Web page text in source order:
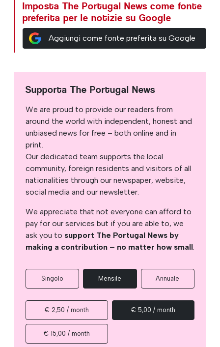
Imposta The Portugal News come fonte
preferita per le notizie su Google
Aggiungi come fonte preferita su Google
Supporta The Portugal News
We are proud to provide our readers from
around the world with independent, honest and
unbiased news for free – both online and in
print.
Our dedicated team supports the local
community, foreign residents and visitors of all
nationalities through our newspaper, website,
social media and our newsletter.
We appreciate that not everyone can afford to
pay for our services but if you are able to, we
ask you to support The Portugal News by
making a contribution – no matter how small.
Singolo Mensile Annuale
€ 2,50 / month € 5,00 / month
€ 15,00 / month